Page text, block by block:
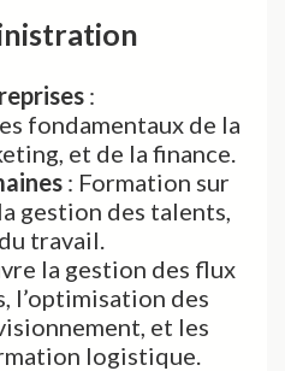
:
fondamentaux de la
et de la finance.
: Formation sur
gestion des talents,
travail.
la gestion des flux
l’optimisation des
et les
logistique.